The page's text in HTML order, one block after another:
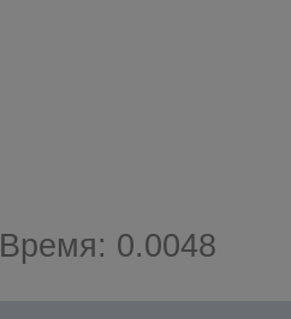
Время: 0.0048